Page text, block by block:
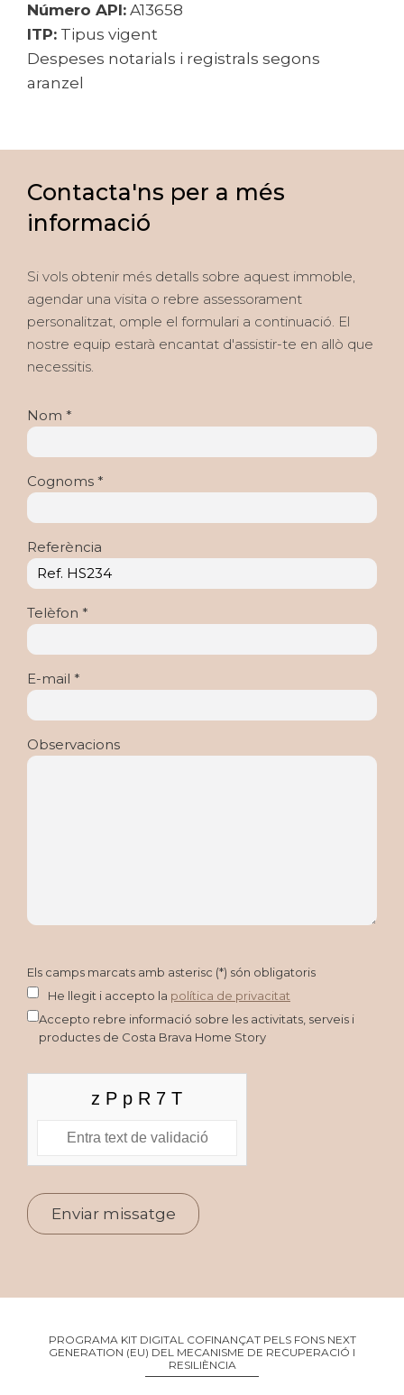
Número API: A13658
ITP: Tipus vigent
Despeses notarials i registrals segons
aranzel
Contacta'ns per a més
informació
Si vols obtenir més detalls sobre aquest immoble,
agendar una visita o rebre assessorament
personalitzat, omple el formulari a continuació. El
nostre equip estarà encantat d'assistir-te en allò que
necessitis.
Nom *
Cognoms *
Referència
Telèfon *
E-mail *
Observacions
Els camps marcats amb asterisc (*) són obligatoris
He llegit i accepto la política de privacitat
Accepto rebre informació sobre les activitats, serveis i
productes de Costa Brava Home Story
PROGRAMA KIT DIGITAL COFINANÇAT PELS FONS NEXT
GENERATION (EU) DEL MECANISME DE RECUPERACIÓ I
RESILIÈNCIA